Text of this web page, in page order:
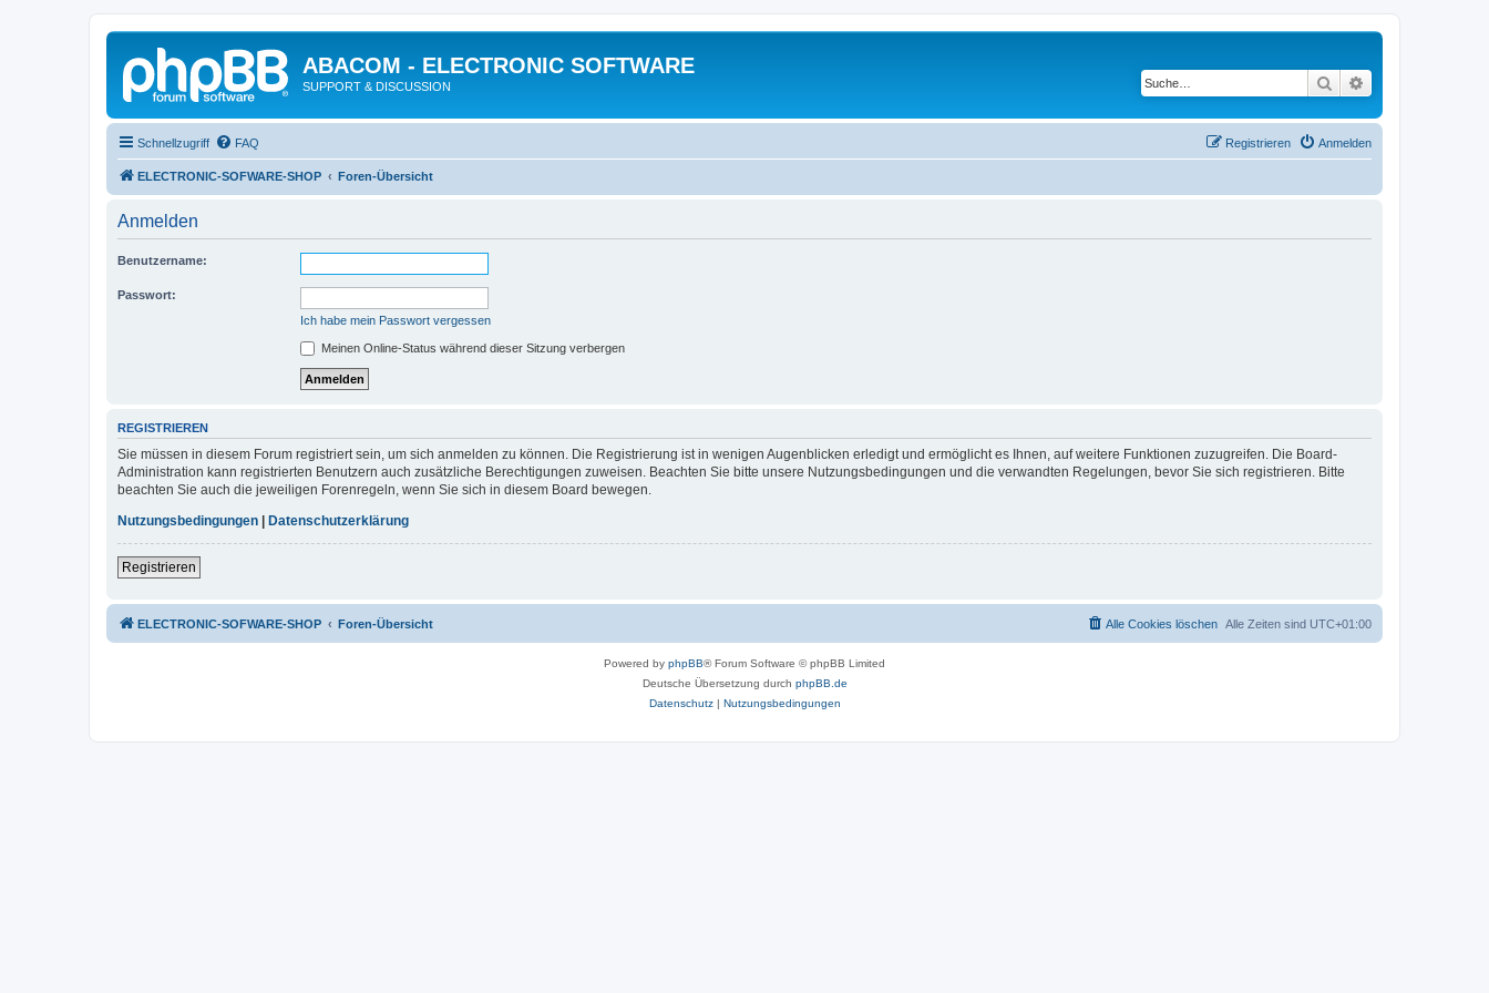
ABACOM - ELECTRONIC SOFTWARE
SUPPORT & DISCUSSION Suche
Schnellzugriff FAQ Anmelden
Registrieren
ELECTRONIC-SOFWARE-SHOP Foren-Übersicht
Anmelden
Benutzername:
Passwort:
Ich habe mein Passwort vergessen
Meinen Online-Status während dieser Sitzung verbergen
REGISTRIEREN
Sie müssen in diesem Forum registriert sein, um sich anmelden zu können. Die Registrierung ist in wenigen Augenblicken erledigt und ermöglicht es Ihnen, auf weitere Funktionen zuzugreifen. Die Board-
Administration kann registrierten Benutzern auch zusätzliche Berechtigungen zuweisen. Beachten Sie bitte unsere Nutzungsbedingungen und die verwandten Regelungen, bevor Sie sich registrieren. Bitte
beachten Sie auch die jeweiligen Forenregeln, wenn Sie sich in diesem Board bewegen.
Nutzungsbedingungen | Datenschutzerklärung
Registrieren
ELECTRONIC-SOFWARE-SHOP Foren-Übersicht Alle Zeiten sind UTC+01:00
Alle Cookies löschen
Powered by phpBB® Forum Software © phpBB Limited
Deutsche Übersetzung durch phpBB.de
Datenschutz| Nutzungsbedingungen